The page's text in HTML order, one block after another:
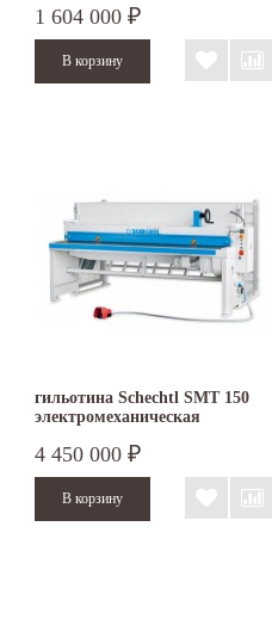
1 604 000 ₽
гильотина Schechtl SMT 150
электромеханическая
4 450 000 ₽